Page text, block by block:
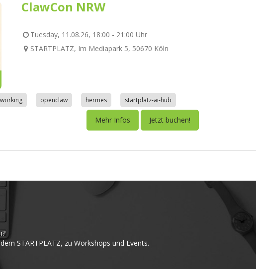
ClawCon NRW
Tuesday, 11.08.26, 18:00 - 21:00 Uhr
STARTPLATZ, Im Mediapark 5, 50670 Köln
openclaw hermes startplatz-ai-hub
Mehr Infos Jetzt buchen!
STARTPLATZ, zu Workshops und Events.